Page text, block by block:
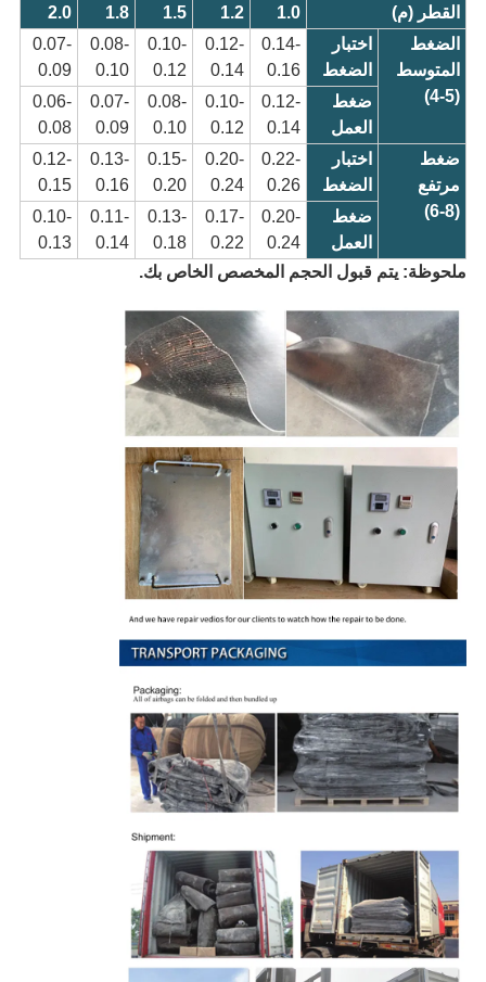
القطر (م) 1.0
1.2
1.5
1.8
2.0
الضغط
المتوسط
(4-5)
اختبار
الضغط
0.14-
0.16
0.12-
0.14
0.10-
0.12
0.08-
0.10
0.07-
0.09
ضغط
العمل
0.12-
0.14
0.10-
0.12
0.08-
0.10
0.07-
0.09
0.06-
0.08
ضغط
مرتفع
(6-8)
اختبار
الضغط
0.22-
0.26
0.20-
0.24
0.15-
0.20
0.13-
0.16
0.12-
0.15
ضغط
العمل
0.20-
0.24
0.17-
0.22
0.13-
0.18
0.11-
0.14
0.10-
0.13
ملحوظة: يتم قبول الحجم المخصص الخاص بك.